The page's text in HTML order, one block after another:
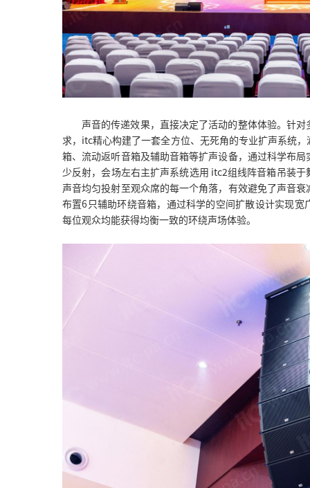
声音的传递效果，直接决定了活动的整体体验。针
求，itc精心构建了一套全方位、无死角的专业扩声系统
箱、流动返听音箱及辅助音箱等扩声设备，通过科学布
少反射，会场左右主扩声系统选用 itc2组线阵音箱吊装
声音均匀投射至观众席的每一个角落，有效避免了声音
布置6只辅助环绕音箱，通过科学的空间扩散设计实现
每位观众均能获得均衡一致的环绕声场体验。